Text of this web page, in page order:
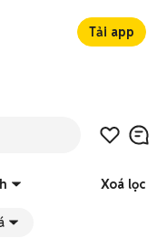
Tải app
Xoá lọc